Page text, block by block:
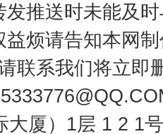
发推送时未能及
益烦请告知本网
联系我们将立即
大厦）1层 1 2 1
超标问题”